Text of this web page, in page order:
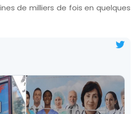
de milliers de fois en quelques